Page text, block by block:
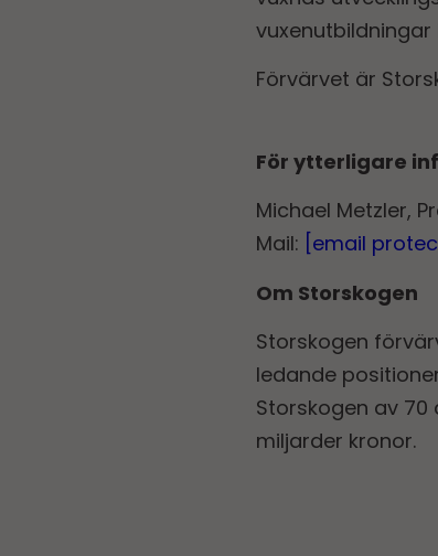
vuxenutbildningar
Förvärvet är
För ytterligare
Michael Metzler,
Mail: [email
Om Storskogen
Storskogen
ledande
Storskogen av
miljarder kronor.